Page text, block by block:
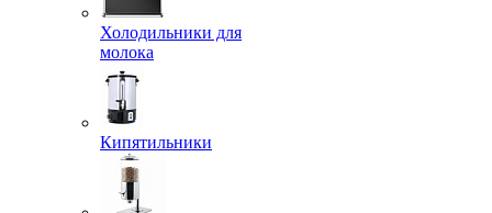
Холодильники для
молока
Кипятильники